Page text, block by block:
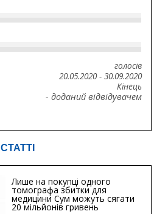
голосів
20.05.2020- 30.09.2020
Кінець
- доданий відвідувачем
СТАТТІ
Лише на покупці одного
томографа збитки для
медицини Сум можуть сягати
20 мільйонів гривень